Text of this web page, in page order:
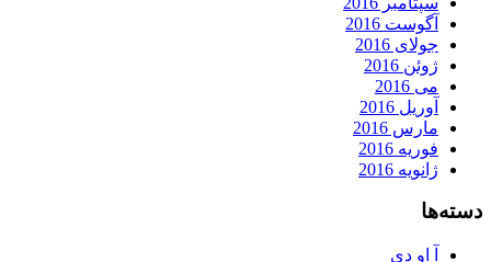
آگوست 2016
جولای 2016
ژوئن 2016
می 2016
آوریل 2016
مارس 2016
فوریه 2016
ژانویه 2016
دسته‌ها
آ او دی